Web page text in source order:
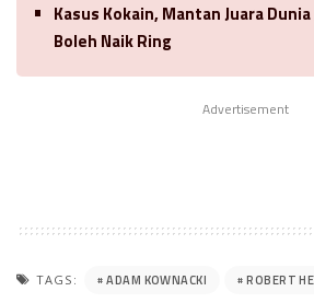
Kasus Kokain, Mantan Juara
Boleh Naik Ring
Advertisement
TAGS: ADAM KOWNACKI ROBERT